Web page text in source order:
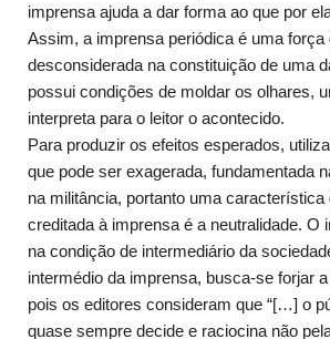
imprensa ajuda a dar forma ao que por
Assim, a imprensa periódica é uma força
desconsiderada na constituição de uma
possui condições de moldar os olhares,
interpreta para o leitor o acontecido.
Para produzir os efeitos esperados,
que pode ser exagerada, fundamentada
na militância, portanto uma característica
creditada à imprensa é a neutralidade. O
na condição de intermediário da
intermédio da imprensa, busca-se forjar
pois os editores consideram que “[…] o
quase sempre decide e raciocina não